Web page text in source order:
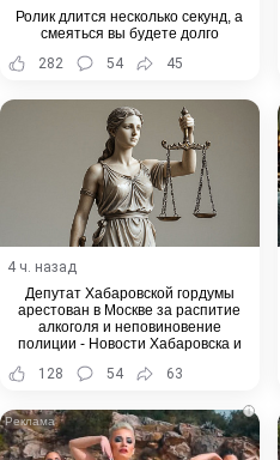
Ролик длится несколько секунд, а
смеяться вы будете долго
282
54 45
4 ч. назад
Депутат Хабаровской гордумы
арестован в Москве за распитие
алкоголя и неповиновение
полиции - Новости Хабаровска и
128 54 63
i